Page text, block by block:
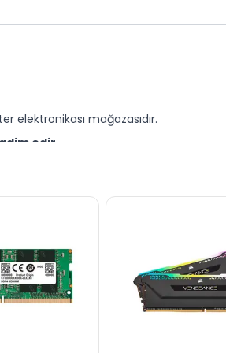
edən sistemlər üçün uyğundur
elektronikası mağazasıdır.
edir.
ilə əldə edə bilərsiniz.
hər daim hazırıq.
bilərsiniz.